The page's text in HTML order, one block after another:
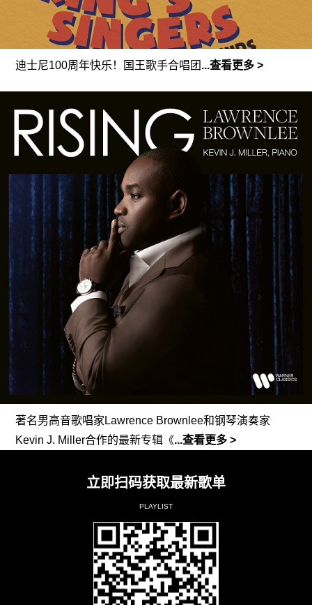
迪士尼100周年快乐！国王歌手合唱团 ...查看更多 >
著名男高音歌唱家 Lawrence Brownlee和钢琴演奏家
Kevin J. Miller合作的最新专辑《...查看更多 >
立即扫码获取最新歌单
PLAYLIST